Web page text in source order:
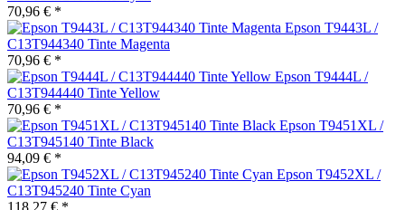
70,96 € *
Epson T9443L /
C13T944340 Tinte Magenta
70,96 € *
Epson T9444L /
C13T944440 Tinte Yellow
70,96 € *
Epson T9451XL /
C13T945140 Tinte Black
94,09 € *
Epson T9452XL /
C13T945240 Tinte Cyan
118,27 € *